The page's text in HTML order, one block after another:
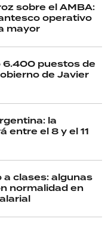
sobre el AMBA:
operativo
mayor
6.400 puestos de
de Javier
la
entre el 8 y el 11
clases: algunas
normalidad en